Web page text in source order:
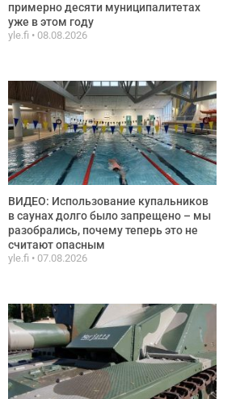
примерно десяти муниципалитетах
уже в этом году
yle.fi 08.08.2026
ВИДЕО: Использование купальников
в саунах долго было запрещено – мы
разобрались, почему теперь это не
считают опасным
yle.fi 07.08.2026